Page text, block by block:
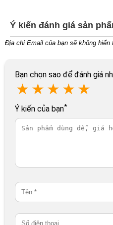
Ý kiến đánh giá sản
Địa chỉ Email của bạn sẽ không hiển
Bạn chọn sao để đánh giá
★ ★ ★ ★ ★
Ý kiến của bạn*